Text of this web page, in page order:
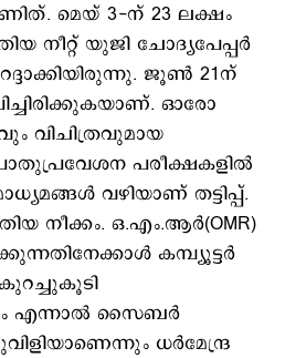
മെയ് 3-ന് 23 ലക്ഷം
നീറ്റ് യുജി ചോദ്യപേപ്പര്‍
ജൂണ്‍ 21ന്
ഓരോ
വിചിത്രവുമായ
പരീക്ഷകളില്‍
വഴിയാണ് തട്ടിപ്പ്.
നീക്കം. ഒ.എം.ആർ(OMR)
കമ്പ്യൂട്ടർ
എന്നാൽ സൈബർ
ധര്‍മേന്ദ്ര